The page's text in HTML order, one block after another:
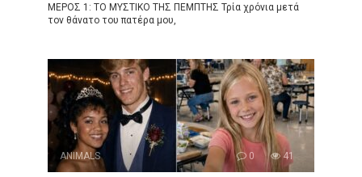
ΜΕΡΟΣ 1: ΤΟ ΜΥΣΤΙΚΟ ΤΗΣ ΠΕΜΠΤΗΣ Τρία χρόνια μετά
τον θάνατο του πατέρα μου,
ANIMALS 0 41